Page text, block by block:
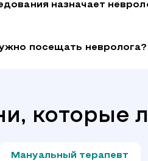
назначает
посещать невролога?
которые
Мануальный терапевт